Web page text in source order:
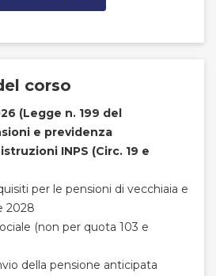
corso
(Legge n. 199 del
e previdenza
INPS (Circ. 19 e
per le pensioni di vecchiaia e
2028
(non per quota 103 e
della pensione anticipata